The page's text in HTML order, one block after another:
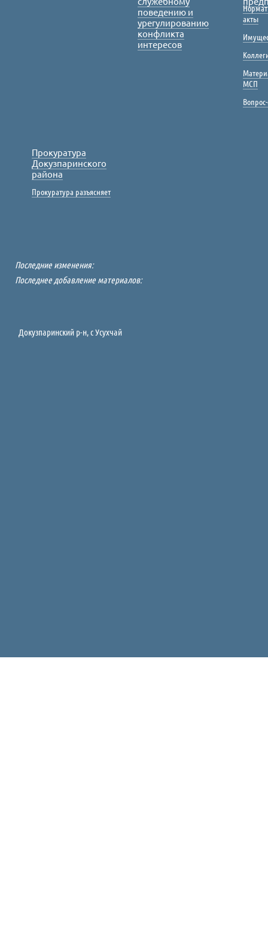
поведению и
урегулированию
конфликта
интересов
акты
МСП
Прокуратура
Докузпаринского
района
Прокуратура разъясняет
Последние изменения:
Последнее добавление материалов:
Докузпаринский р-н, c Усухчай